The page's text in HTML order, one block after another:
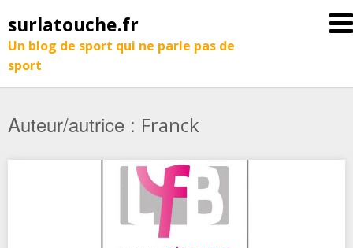
surlatouche.fr
Un blog de sport qui ne parle pas de
sport
Auteur/autrice : Franck